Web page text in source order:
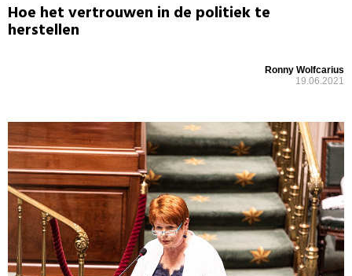
Hoe het vertrouwen in de politiek te
herstellen
Ronny Wolfcarius
19.06.2021